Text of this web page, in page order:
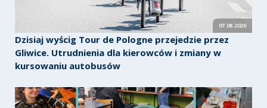
07.08.2026
Dzisiaj wyścig Tour de Pologne przejedzie przez
Gliwice. Utrudnienia dla kierowców i zmiany w
kursowaniu autobusów